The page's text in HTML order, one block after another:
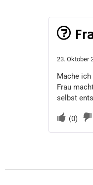
23. Oktober
Mache ich
Frau
selbst
(0)